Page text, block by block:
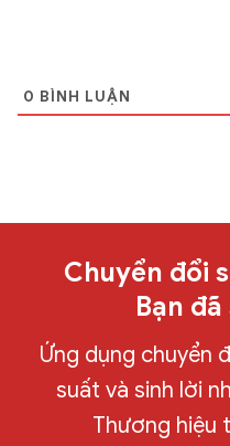
0 BÌNH LUẬN
Chuyển đổi
Bạn
Ứng dụng chuyển
suất và sinh lời
Thương hiệu